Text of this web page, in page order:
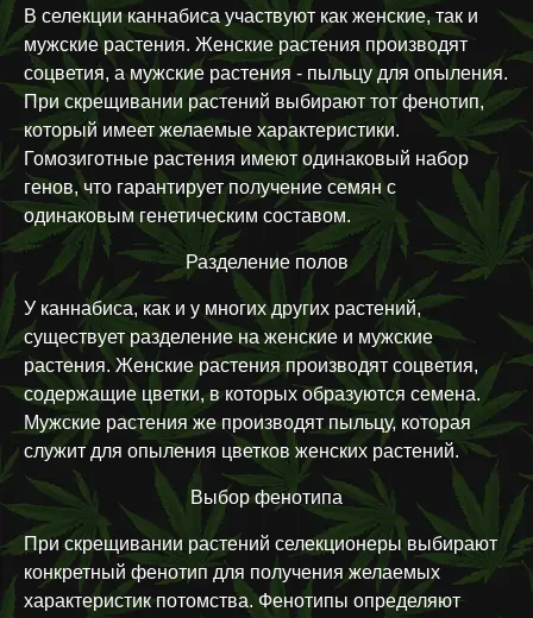
В селекции каннабиса участвуют как женские, так и
мужские растения. Женские растения производят
соцветия, а мужские растения - пыльцу для опыления.
При скрещивании растений выбирают тот фенотип,
который имеет желаемые характеристики.
Гомозиготные растения имеют одинаковый набор
генов, что гарантирует получение семян с
одинаковым генетическим составом.
Разделение полов
У каннабиса, как и у многих других растений,
существует разделение на женские и мужские
растения. Женские растения производят соцветия,
содержащие цветки, в которых образуются семена.
Мужские растения же производят пыльцу, которая
служит для опыления цветков женских растений.
Выбор фенотипа
При скрещивании растений селекционеры выбирают
конкретный фенотип для получения желаемых
характеристик потомства. Фенотипы определяют